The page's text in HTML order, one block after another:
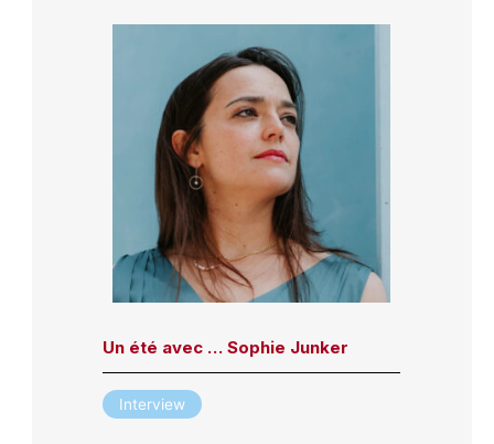
Un été avec … Sophie Junker
Interview